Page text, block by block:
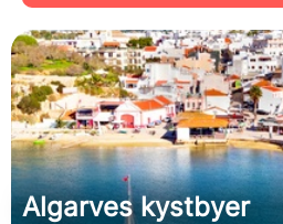
Algarves kystbyer